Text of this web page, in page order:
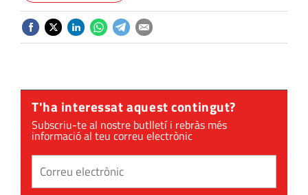
T'ha interessat aquest contingut?
Subscriu-te al nostre butlletí i rebràs més
informació al teu correu electrònic